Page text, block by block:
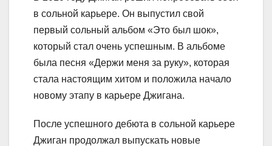
в сольной карьере. Он выпустил свой
первый сольный альбом «Это был шок»,
который стал очень успешным. В альбоме
была песня «Держи меня за руку», которая
стала настоящим хитом и положила начало
новому этапу в карьере Джигана.
После успешного дебюта в сольной карьере
Джиган продолжал выпускать новые